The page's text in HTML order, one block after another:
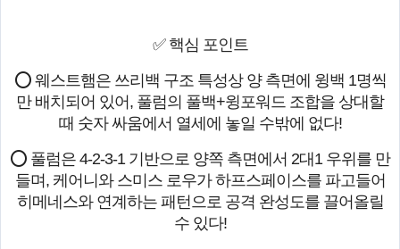
✅ 핵심 포인트
⭕ 웨스트햄은 쓰리백 구조 특성상 양 측면에 윙백 1명씩
만 배치되어 있어, 풀럼의 풀백+윙포워드 조합을 상대할
때 숫자 싸움에서 열세에 놓일 수밖에 없다!
⭕ 풀럼은 4-2-3-1 기반으로 양쪽 측면에서 2대1 우위를 만
들며, 케어니와 스미스 로우가 하프스페이스를 파고들어
히메네스와 연계하는 패턴으로 공격 완성도를 끌어올릴
수 있다!